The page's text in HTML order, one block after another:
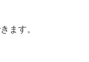
ます。